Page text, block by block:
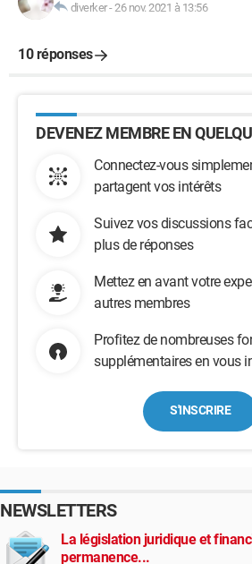
diverker-26 nov. 2021 à 13:56
10 réponses
DEVENEZ MEMBRE EN
Connectez-vous
partagent vos intérêts
Suivez vos discussions
plus de réponses
Mettez en avant votre
autres membres
Profitez de nombreuses
supplémentaires en vous
S'INSCRIRE
NEWSLETTERS
La législation juridique et
permanence...